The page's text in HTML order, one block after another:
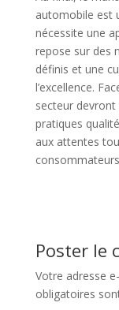
automobile est
nécessite une
repose sur des
définis et une
l’excellence.
secteur
pratiques
aux attentes
Poster le
Votre adresse
obligatoires